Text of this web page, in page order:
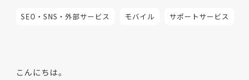
SEO・SNS・外部サービス モバイル サポートサービス
こんにちは。